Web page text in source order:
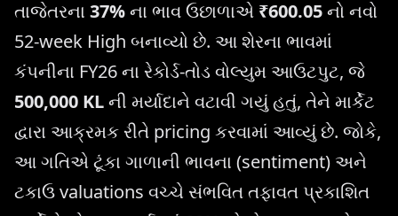
તાજેતરના 37%ના ભાવ ઉછાળાએ ₹600.05નો નવો
52-week High બનાવ્યો છે. આ શેરના ભાવમાં
કંપનીના FY26 ના રેકોર્ડ-તોડ વોલ્યુમ આઉટપુટ, જે
500,000 KLની મર્યાદાને વટાવી ગયું હતું, તેને માર્કેટ
દ્વારા આક્રમક રીતે pricing કરવામાં આવ્યું છે. જોકે,
આ ગતિએ ટૂંકા ગાળાની ભાવના (sentiment) અને
ટકાઉ valuations વચ્ચે સંભવિત તફાવત પ્રકાશિત